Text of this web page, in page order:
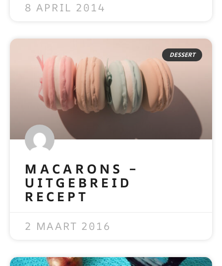
8 APRIL 2014
DESSERT
MACARONS –
UITGEBREID
RECEPT
2 MAART 2016